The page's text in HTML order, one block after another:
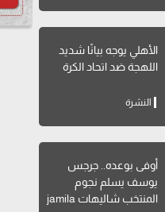
الأهلي يوجه بيانًا شديد
اللهجة ضد اتحاد الكرة
النشرة
أوفى بوعده.. جرجس
يوسف يسلم نجوم
المنتخب شاليهات jamila